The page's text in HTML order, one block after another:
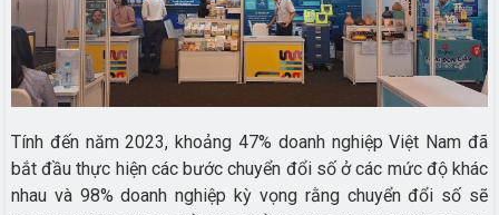
Tính đến năm 2023, khoảng 47% doanh nghiệp Việt Nam đã
bắt đầu thực hiện các bước chuyển đổi số ở các mức độ khác
nhau và 98% doanh nghiệp kỳ vọng rằng chuyển đổi số sẽ